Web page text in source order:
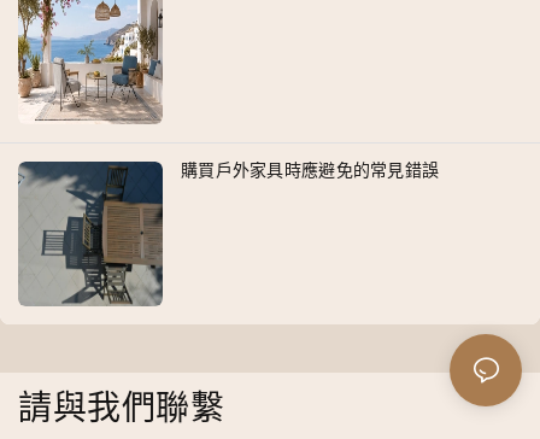
購買戶外家具時應避免的常見錯誤
請與我們聯繫